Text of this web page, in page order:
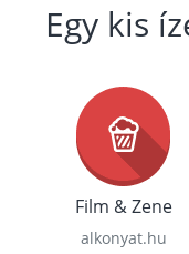
Egy kis
Film & Zene
alkonyat.hu